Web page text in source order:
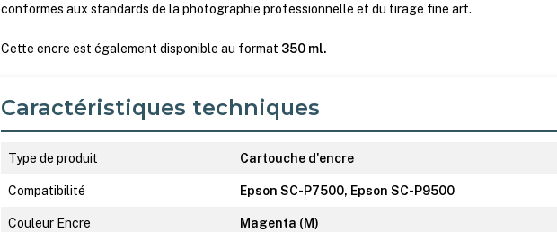
conformes aux standards de la photographie professionnelle et du tirage fine art.
Cette encre est également disponible au format 350 ml.
Caractéristiques techniques
Type de produit Cartouche d'encre
Compatibilité Epson SC-P7500, Epson SC-P9500
Couleur Encre Magenta (M)